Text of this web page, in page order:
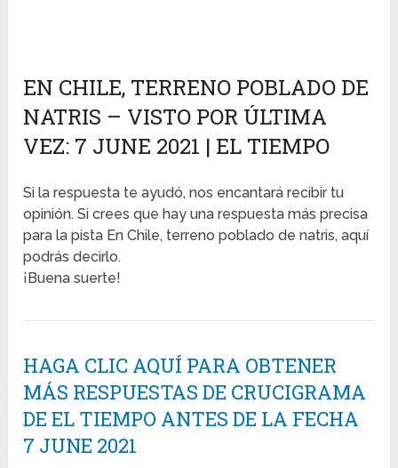
EN CHILE, TERRENO POBLADO DE
NATRIS – VISTO POR ÚLTIMA
VEZ: 7 JUNE 2021 | EL TIEMPO
Si la respuesta te ayudó, nos encantará recibir tu
opinión. Si crees que hay una respuesta más precisa
para la pista En Chile, terreno poblado de natris, aquí
podrás decirlo.
¡Buena suerte!
HAGA CLIC AQUÍ PARA OBTENER
MÁS RESPUESTAS DE CRUCIGRAMA
DE EL TIEMPO ANTES DE LA FECHA
7 JUNE 2021